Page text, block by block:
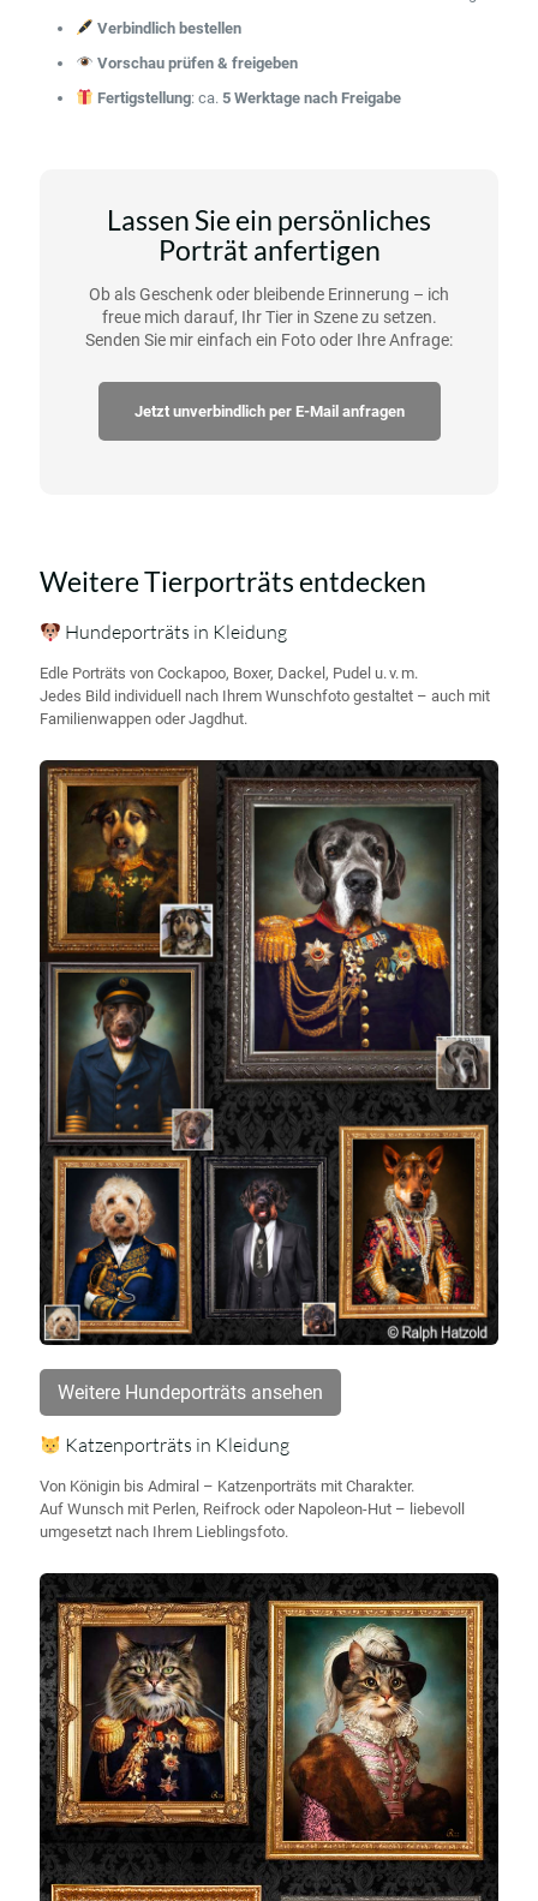
Verbindlich bestellen
Vorschau prüfen & freigeben
Fertigstellung: ca. 5 Werktage nach Freigabe
Lassen Sie ein persönliches
Porträt anfertigen
Ob als Geschenk oder bleibende Erinnerung – ich
freue mich darauf, Ihr Tier in Szene zu setzen.
Senden Sie mir einfach ein Foto oder Ihre Anfrage:
Jetzt unverbindlich per E-Mail anfragen
Weitere Tierporträts entdecken
Hundeporträts in Kleidung
Edle Porträts von Cockapoo, Boxer, Dackel, Pudel u. v. m.
Jedes Bild individuell nach Ihrem Wunschfoto gestaltet – auch mit
Familienwappen oder Jagdhut.
Weitere Hundeporträts ansehen
Katzenporträts in Kleidung
Von Königin bis Admiral – Katzenporträts mit Charakter.
Auf Wunsch mit Perlen, Reifrock oder Napoleon-Hut – liebevoll
umgesetzt nach Ihrem Lieblingsfoto.